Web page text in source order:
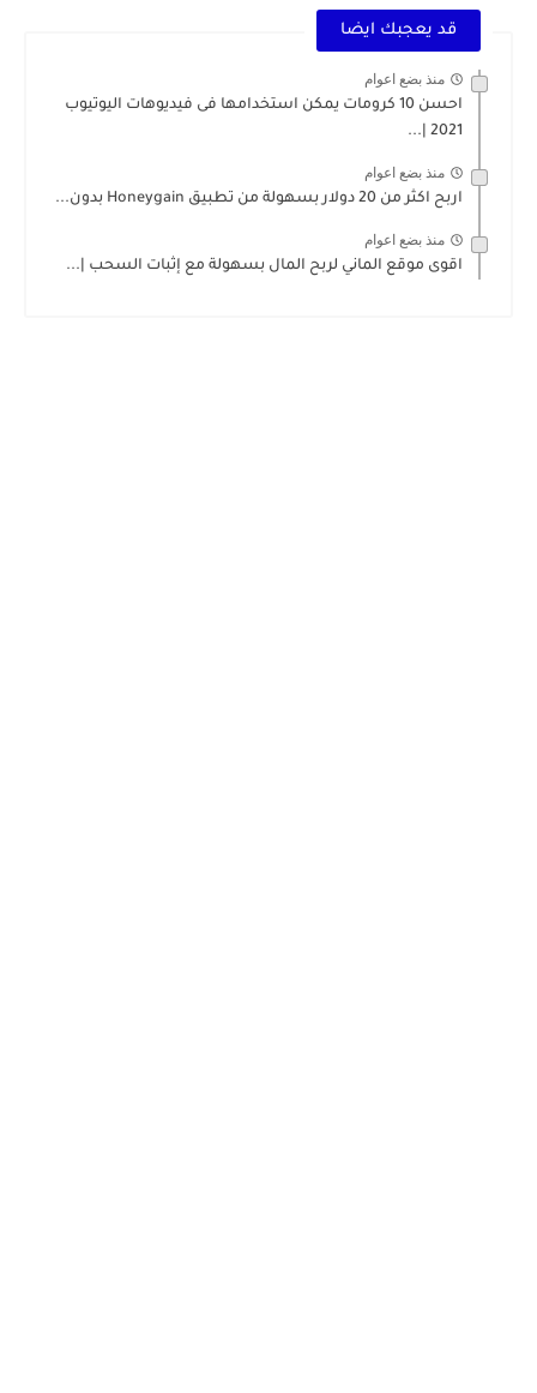
قد يعجبك ايضا
منذ بضع اعوام
احسن 10 كرومات يمكن استخدامها فى فيديوهات اليوتيوب
2021 |...
منذ بضع اعوام
اربح اكثر من 20 دولار بسهولة من تطبيق Honeygain بدون...
منذ بضع اعوام
اقوى موقع الماني لربح المال بسهولة مع إثبات السحب |...